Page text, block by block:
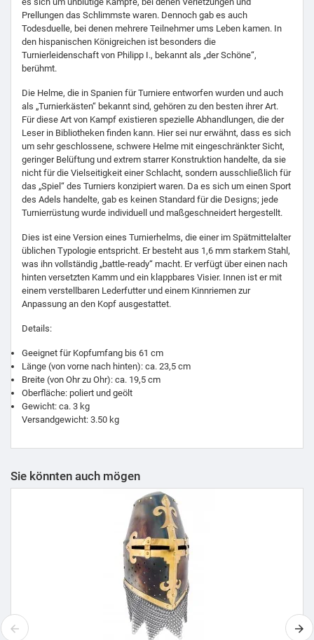
Prellungen das Schlimmste waren. Dennoch gab es auch
Todesduelle, bei denen mehrere Teilnehmer ums Leben kamen. In
den hispanischen Königreichen ist besonders die
Turnierleidenschaft von Philipp I., bekannt als „der Schöne“,
berühmt.
Die Helme, die in Spanien für Turniere entworfen wurden und auch
als „Turnierkästen“ bekannt sind, gehören zu den besten ihrer Art.
Für diese Art von Kampf existieren spezielle Abhandlungen, die der
Leser in Bibliotheken finden kann. Hier sei nur erwähnt, dass es sich
um sehr geschlossene, schwere Helme mit eingeschränkter Sicht,
geringer Belüftung und extrem starrer Konstruktion handelte, da sie
nicht für die Vielseitigkeit einer Schlacht, sondern ausschließlich für
das „Spiel“ des Turniers konzipiert waren. Da es sich um einen Sport
des Adels handelte, gab es keinen Standard für die Designs; jede
Turnierrüstung wurde individuell und maßgeschneidert hergestellt.
Dies ist eine Version eines Turnierhelms, die einer im Spätmittelalter
üblichen Typologie entspricht. Er besteht aus 1,6 mm starkem Stahl,
was ihn vollständig „battle-ready“ macht. Er verfügt über einen nach
hinten versetzten Kamm und ein klappbares Visier. Innen ist er mit
einem verstellbaren Lederfutter und einem Kinnriemen zur
Anpassung an den Kopf ausgestattet.
Details:
Geeignet für Kopfumfang bis 61 cm
Länge (von vorne nach hinten): ca. 23,5 cm
Breite (von Ohr zu Ohr): ca. 19,5 cm
Oberfläche: poliert und geölt
Gewicht: ca. 3 kg
Versandgewicht: 3.50 kg
Sie könnten auch mögen